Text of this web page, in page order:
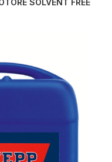
SOLVENT FREE